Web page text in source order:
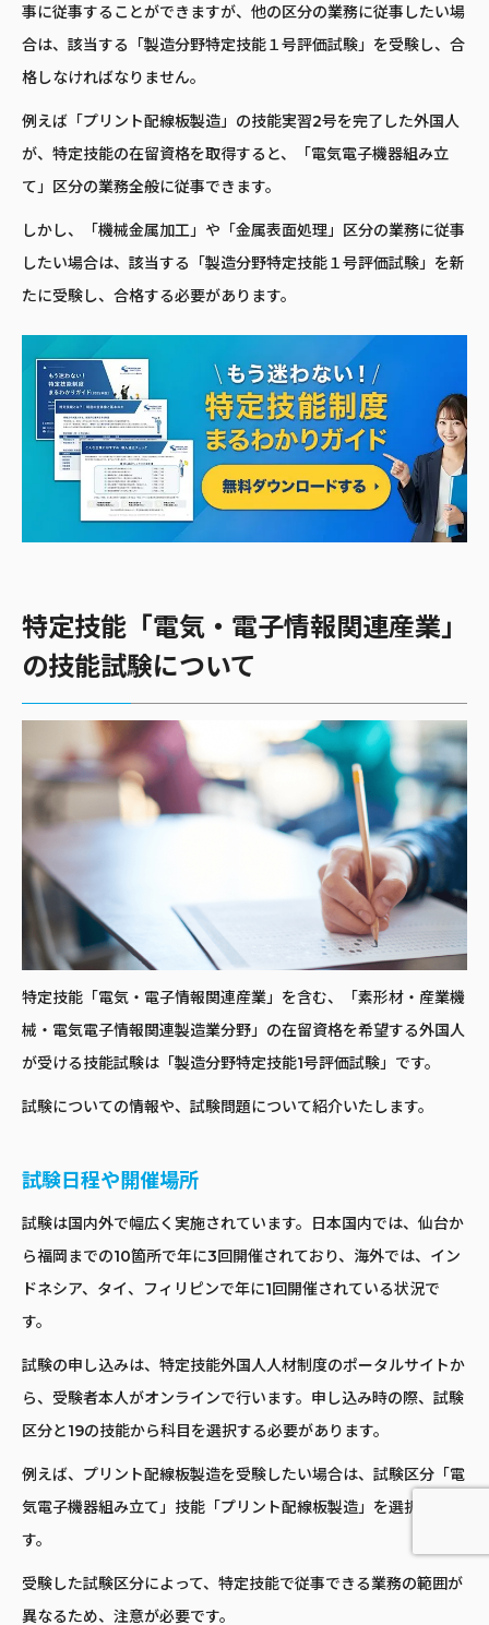
事に従事することができますが、他の区分の業務に従事したい場
合は、該当する「製造分野特定技能１号評価試験」を受験し、合
格しなければなりません。
例えば「プリント配線板製造」の技能実習2号を完了した外国人
が、特定技能の在留資格を取得すると、「電気電子機器組み立
て」区分の業務全般に従事できます。
しかし、「機械金属加工」や「金属表面処理」区分の業務に従事
したい場合は、該当する「製造分野特定技能１号評価試験」を新
たに受験し、合格する必要があります。
特定技能「電気・電子情報関連産業」
の技能試験について
特定技能「電気・電子情報関連産業」を含む、「素形材・産業機
械・電気電子情報関連製造業分野」の在留資格を希望する外国人
が受ける技能試験は「製造分野特定技能1号評価試験」です。
試験についての情報や、試験問題について紹介いたします。
試験日程や開催場所
試験は国内外で幅広く実施されています。日本国内では、仙台か
ら福岡までの10箇所で年に3回開催されており、海外では、イン
ドネシア、タイ、フィリピンで年に1回開催されている状況で
す。
試験の申し込みは、特定技能外国人人材制度のポータルサイトか
ら、受験者本人がオンラインで行います。申し込み時の際、試験
区分と19の技能から科目を選択する必要があります。
例えば、プリント配線板製造を受験したい場合は、試験区分「電
気電子機器組み立て」技能「プリント配線板製造」を選択しま
す。
受験した試験区分によって、特定技能で従事できる業務の範囲が
異なるため、注意が必要です。